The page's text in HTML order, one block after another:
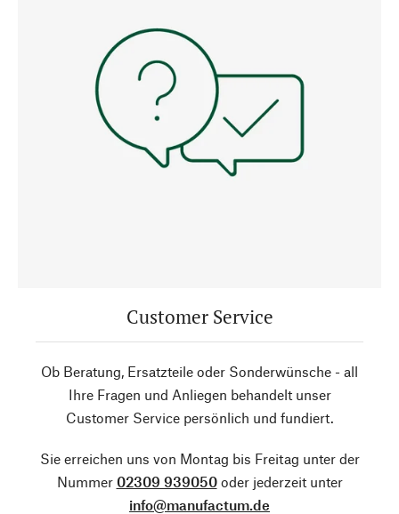
Customer Service
Ob Beratung, Ersatzteile oder Sonderwünsche - all
Ihre Fragen und Anliegen behandelt unser
Customer Service persönlich und fundiert.
Sie erreichen uns von Montag bis Freitag unter der
Nummer 02309 939050oder jederzeit unter
info@manufactum.de